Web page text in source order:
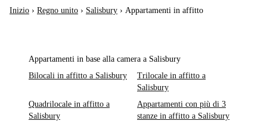
Inizio › Regno unito › Salisbury › Appartamenti in affitto
Appartamenti in base alla camera a Salisbury
Bilocali in affitto a Salisbury
Trilocale in affitto a
Salisbury
Quadrilocale in affitto a
Salisbury
Appartamenti con più di 3
stanze in affitto a Salisbury